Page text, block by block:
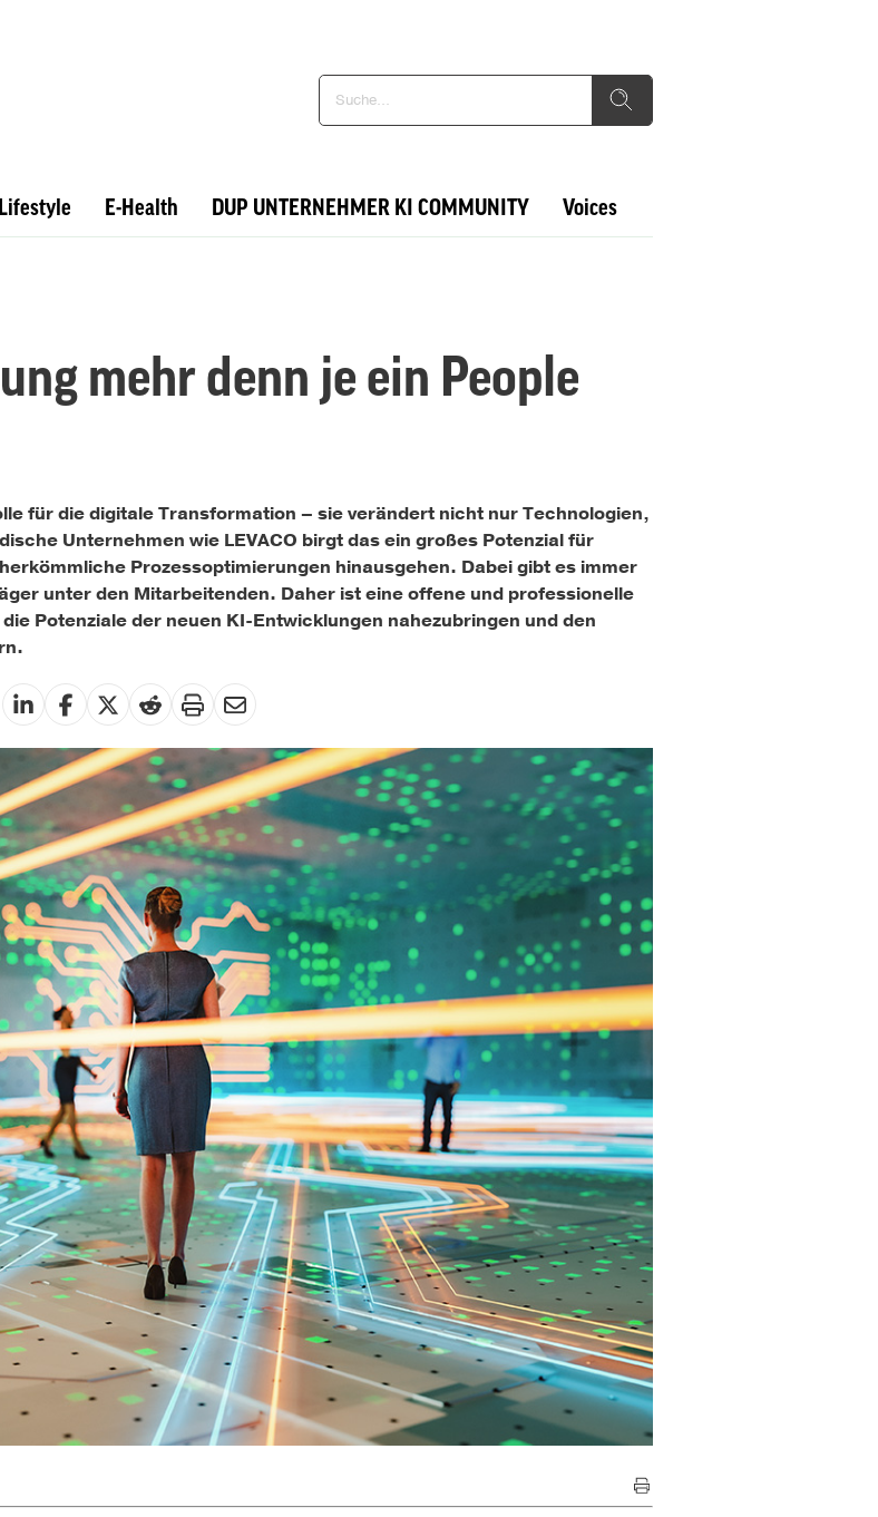
Lifestyle E-Health DUP UNTERNEHMER KI COMMUNITY Voices
mehr denn je ein People
für die digitale Transformation – sie verändert nicht nur Technologien,
Unternehmen wie LEVACO birgt das ein großes Potenzial für
Prozessoptimierungen hinausgehen. Dabei gibt es immer
unter den Mitarbeitenden. Daher ist eine offene und professionelle
Potenziale der neuen KI-Entwicklungen nahezubringen und den